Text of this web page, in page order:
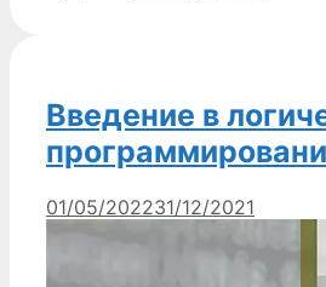
Введение в
01/05/202231/12/2021